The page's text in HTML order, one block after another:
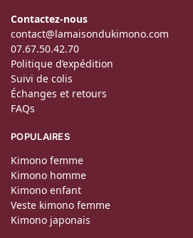
Contactez-nous
contact@lamaisondukimono.com
07.67.50.42.70
Politique d’expédition
Suivi de colis
Échanges et retours
FAQs
POPULAIRES
Kimono femme
Kimono homme
Kimono enfant
Veste kimono femme
Kimono japonais